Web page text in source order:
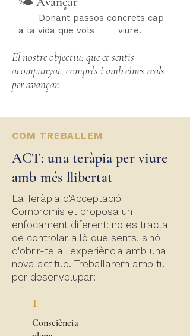
Donant passos concrets cap
a la vida que vols viure.
El nostre objectiu: que et sentis
acompanyat, comprès i amb eines reals
per avançar.
COM TREBALLEM
ACT: una teràpia per viure
amb més llibertat
La Teràpia d'Acceptació i
Compromís et proposa un
enfocament diferent: no es tracta
de controlar allò que sents, sinó
d'obrir-te a l'experiència amb una
nova actitud. Treballarem amb tu
per desenvolupar:
1
Consciència